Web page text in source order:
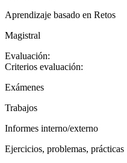
Aprendizaje basado en Retos
Magistral
Evaluación:
Criterios evaluación:
Exámenes
Trabajos
Informes interno/externo
Ejercicios, problemas, prácticas